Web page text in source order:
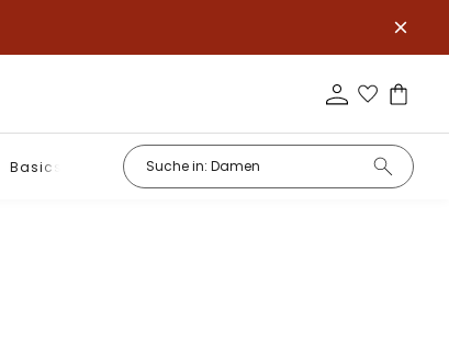
Basics